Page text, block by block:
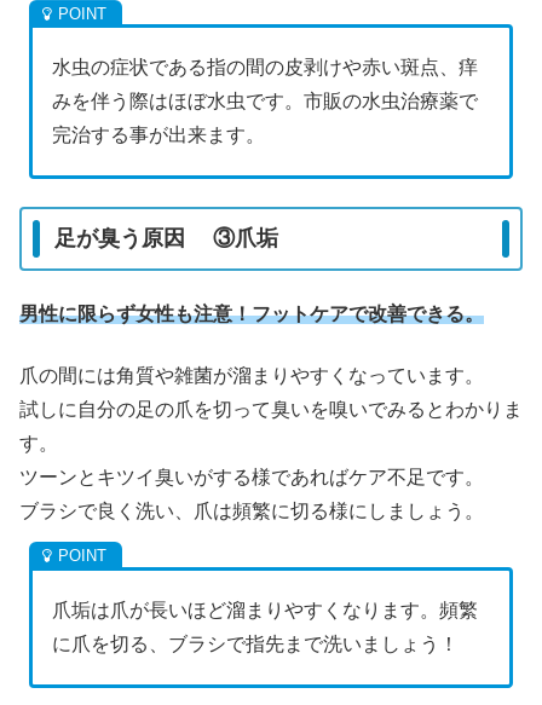
水虫の症状である指の間の皮剥けや赤い斑点、痒
みを伴う際はほぼ水虫です。市販の水虫治療薬で
完治する事が出来ます。
足が臭う原因 ③爪垢
男性に限らず女性も注意！フットケアで改善できる。
爪の間には角質や雑菌が溜まりやすくなっています。
試しに自分の足の爪を切って臭いを嗅いでみるとわかりま
す。
ツーンとキツイ臭いがする様であればケア不足です。
ブラシで良く洗い、爪は頻繁に切る様にしましょう。
爪垢は爪が長いほど溜まりやすくなります。頻繁
に爪を切る、ブラシで指先まで洗いましょう！